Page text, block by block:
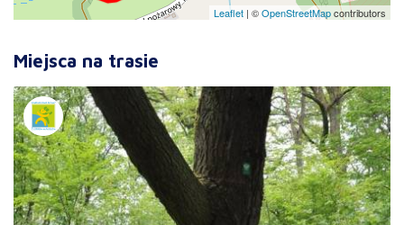
Leaflet | ©OpenStreetMapcontributors
Miejsca na trasie